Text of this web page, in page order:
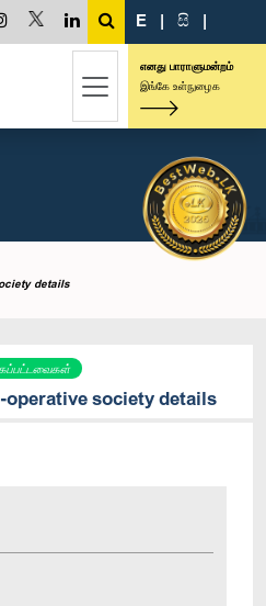
E | සි |
எனது பாராளுமன்றம்
இங்கே உள்நுழைக
details
operative society details